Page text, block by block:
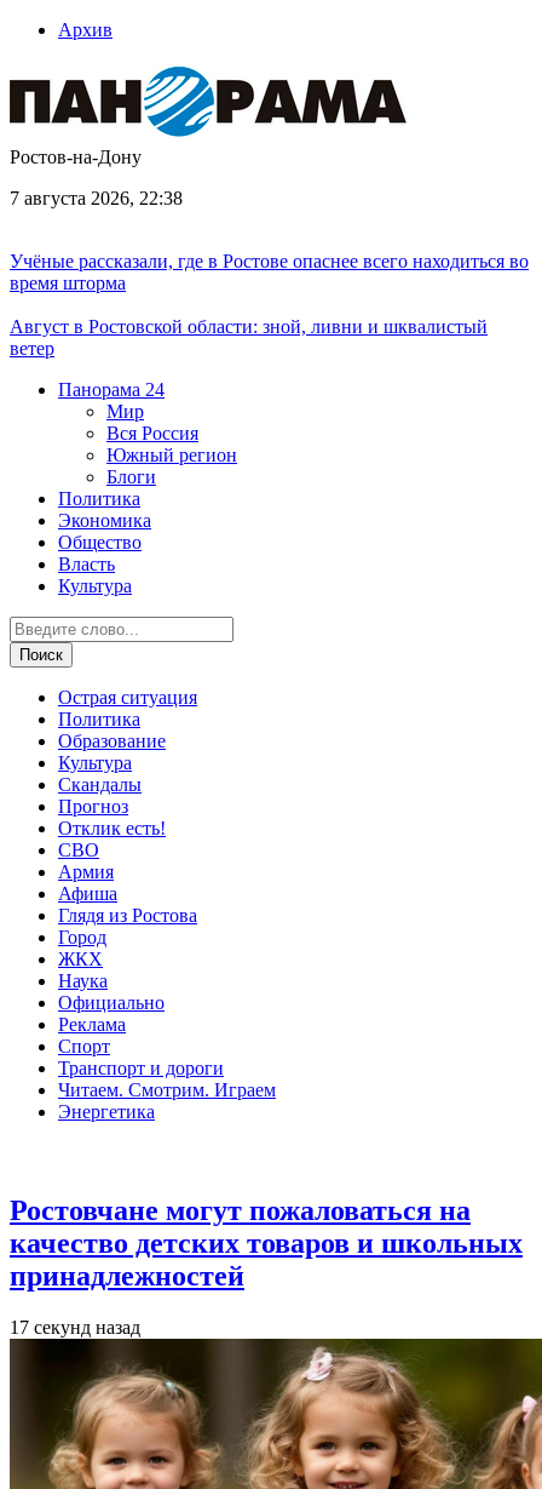
Архив
Ростов-на-Дону
7 августа 2026, 22:38
Учёные рассказали, где в Ростове опаснее всего находиться во
время шторма
Август в Ростовской области: зной, ливни и шквалистый
ветер
Панорама 24
Мир
Вся Россия
Южный регион
Блоги
Политика
Экономика
Общество
Власть
Культура
Острая ситуация
Политика
Образование
Культура
Скандалы
Прогноз
Отклик есть!
СВО
Армия
Афиша
Глядя из Ростова
Город
ЖКХ
Наука
Официально
Реклама
Спорт
Транспорт и дороги
Читаем. Смотрим. Играем
Энергетика
Ростовчане могут пожаловаться на
качество детских товаров и школьных
принадлежностей
17 секунд назад